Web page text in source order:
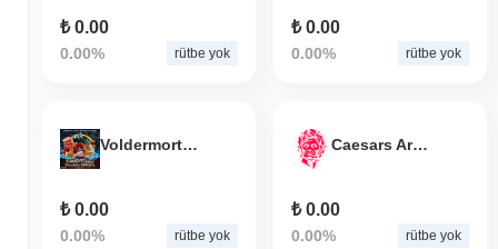
₺ 0.00
0.00% rütbe yok
₺ 0.00
0.00% rütbe yok
VoldermortTrumpKnuckles6900Inu
₺ 0.00
0.00% rütbe yok
Caesars Arena
₺ 0.00
0.00% rütbe yok